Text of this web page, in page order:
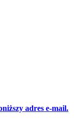
adres e-mail.